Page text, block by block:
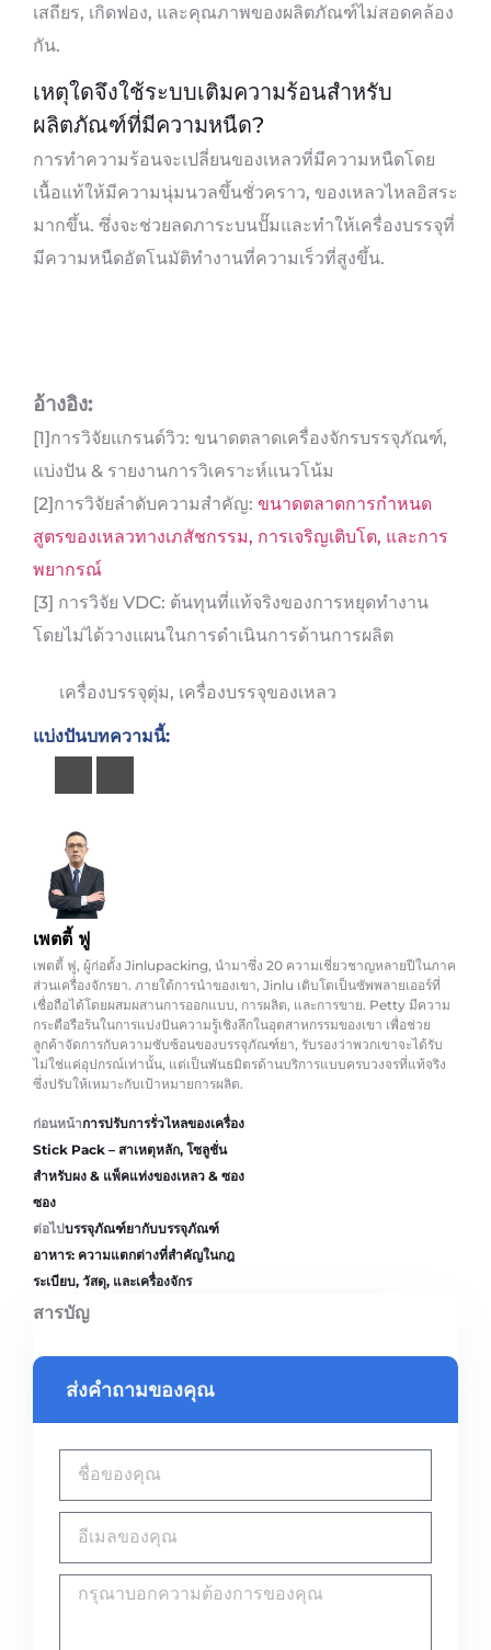
เสถียร, เกิดฟอง, และคุณภาพของผลิตภัณฑ์ไม่สอดคล้อง
กัน.
เหตุใดจึงใช้ระบบเติมความร้อนสำหรับ
ผลิตภัณฑ์ที่มีความหนืด?
การทำความร้อนจะเปลี่ยนของเหลวที่มีความหนืดโดย
เนื้อแท้ให้มีความนุ่มนวลขึ้นชั่วคราว, ของเหลวไหลอิสระ
มากขึ้น. ซึ่งจะช่วยลดภาระบนปั๊มและทำให้เครื่องบรรจุที่
มีความหนืดอัตโนมัติทำงานที่ความเร็วที่สูงขึ้น.
อ้างอิง:
[1]การวิจัยแกรนด์วิว: ขนาดตลาดเครื่องจักรบรรจุภัณฑ์,
แบ่งปัน & รายงานการวิเคราะห์แนวโน้ม
[2]การวิจัยลำดับความสำคัญ: ขนาดตลาดการกำหนด
สูตรของเหลวทางเภสัชกรรม, การเจริญเติบโต, และการ
พยากรณ์
[3] การวิจัย VDC: ต้นทุนที่แท้จริงของการหยุดทำงาน
โดยไม่ได้วางแผนในการดำเนินการด้านการผลิต
เครื่องบรรจุตุ่ม, เครื่องบรรจุของเหลว
แบ่งปันบทความนี้:
เพตตี้ ฟู
เพตตี้ ฟู, ผู้ก่อตั้ง Jinlupacking, นำมาซึ่ง 20 ความเชี่ยวชาญหลายปีในภาค
ส่วนเครื่องจักรยา. ภายใต้การนำของเขา, Jinlu เติบโตเป็นซัพพลายเออร์ที่
เชื่อถือได้โดยผสมผสานการออกแบบ, การผลิต, และการขาย. Petty มีความ
กระตือรือร้นในการแบ่งปันความรู้เชิงลึกในอุตสาหกรรมของเขา เพื่อช่วย
ลูกค้าจัดการกับความซับซ้อนของบรรจุภัณฑ์ยา, รับรองว่าพวกเขาจะได้รับ
ไม่ใช่แค่อุปกรณ์เท่านั้น, แต่เป็นพันธมิตรด้านบริการแบบครบวงจรที่แท้จริง
ซึ่งปรับให้เหมาะกับเป้าหมายการผลิต.
ก่อนหน้าการปรับการรั่วไหลของเครื่อง
Stick Pack – สาเหตุหลัก, โซลูชั่น
สำหรับผง & แพ็คแท่งของเหลว & ซอง
ซอง
ต่อไปบรรจุภัณฑ์ยากับบรรจุภัณฑ์
อาหาร: ความแตกต่างที่สำคัญในกฎ
ระเบียบ, วัสดุ, และเครื่องจักร
สารบัญ
ส่งคำถามของคุณ